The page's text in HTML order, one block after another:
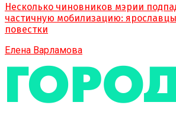
Несколько чиновников мэрии
частичную мобилизацию:
повестки
Елена Варламова